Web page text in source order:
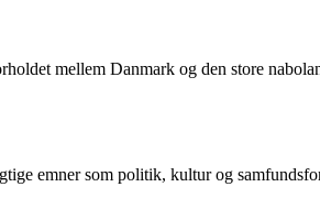
mellem Danmark og den store
emner som politik, kultur og